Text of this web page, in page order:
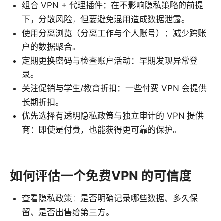
组合 VPN + 代理插件：在不影响隐私策略的前提
下，分散风险，但要避免混用造成数据泄露。
使用分离浏览（分离工作与个人账号）：减少跨账
户的数据聚合。
定期更换密码与检查账户活动：早期发现异常登
录。
关注促销与学生/教育折扣：一些付费 VPN 会提供
长期折扣。
优先选择有透明隐私政策与独立审计的 VPN 提供
商：即使是付费，也能获得更可靠的保护。
如何评估一个免费VPN 的可信度
查看隐私政策：是否明确记录哪些数据、多久保
留、是否出售给第三方。